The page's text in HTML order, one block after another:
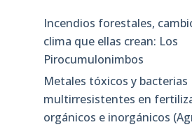
Incendios forestales,
clima que ellas crean: Los
Pirocumulonimbos
Metales tóxicos y bacterias
multirresistentes en
orgánicos e inorgánicos